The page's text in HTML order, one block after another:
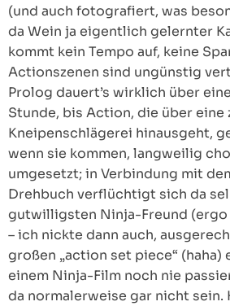
(und auch fotografiert, was
da Wein ja eigentlich gelernter
kommt kein Tempo auf, keine
Actionszenen sind ungünstig
Prolog dauert’s wirklich über
Stunde, bis Action, die über eine
Kneipenschlägerei hinausgeht,
wenn sie kommen, langweilig
umgesetzt; in Verbindung mit
Drehbuch verflüchtigt sich da
gutwilligsten Ninja-Freund (ergo
– ich nickte dann auch,
großen „action set piece“ (haha)
einem Ninja-Film noch nie
da normalerweise gar nicht sein.